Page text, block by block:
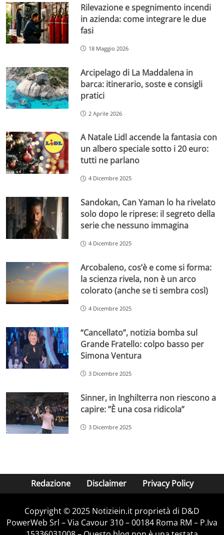
Rilevazione e spegnimento incendi
in azienda: come integrare le due
fasi
18 Maggio 2026
Arcipelago di La Maddalena in
barca: itinerario, soste e consigli
pratici
2 Aprile 2026
A Natale Lidl accende la fantasia con
un albero speciale sotto i 20 euro:
tutti ne parlano
4 Dicembre 2025
Sandokan, Can Yaman lo ha rivelato
solo dopo le riprese: il segreto della
serie che nessuno immagina
4 Dicembre 2025
Arcobaleno, cos’è e come si forma:
la scienza rivela, non è un arco
colorato (anche se ti sembra così)
4 Dicembre 2025
“Cancellato”, notizia bomba sul
Grande Fratello: colpo basso per
Simona Ventura
3 Dicembre 2025
Sinner, in Inghilterra non riescono a
capire: ”È una cosa ridicola”
3 Dicembre 2025
Redazione Disclaimer Privacy Policy
Copyright © 2025 Notiziein.it proprietà di D&D
PowerWeb Srl – Via Cavour 310 – 00184 Roma RM – P.Iva